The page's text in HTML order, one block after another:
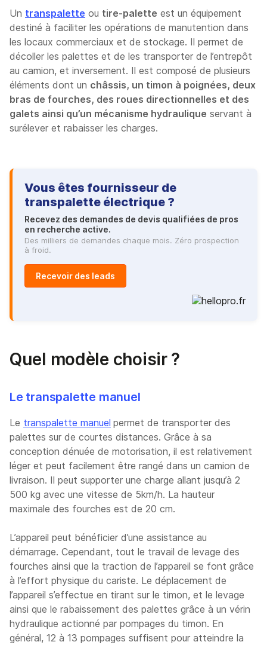
Un transpalette ou tire-palette est un équipement
destiné à faciliter les opérations de manutention dans
les locaux commerciaux et de stockage. Il permet de
décoller les palettes et de les transporter de l’entrepôt
au camion, et inversement. Il est composé de plusieurs
éléments dont un châssis, un timon à poignées, deux
bras de fourches, des roues directionnelles et des
galets ainsi qu’un mécanisme hydraulique servant à
surélever et rabaisser les charges.
Vous êtes fournisseur de
transpalette électrique ?
Recevez des demandes de devis qualifiées de pros
en recherche active.
Des milliers de demandes chaque mois. Zéro prospection
à froid.
Recevoir des leads
Quel modèle choisir ?
Le transpalette manuel
Le transpalette manuel permet de transporter des
palettes sur de courtes distances. Grâce à sa
conception dénuée de motorisation, il est relativement
léger et peut facilement être rangé dans un camion de
livraison. Il peut supporter une charge allant jusqu’à 2
500 kg avec une vitesse de 5km/h. La hauteur
maximale des fourches est de 20 cm.
L’appareil peut bénéficier d’une assistance au
démarrage. Cependant, tout le travail de levage des
fourches ainsi que la traction de l’appareil se font grâce
à l’effort physique du cariste. Le déplacement de
l’appareil s’effectue en tirant sur le timon, et le levage
ainsi que le rabaissement des palettes grâce à un vérin
hydraulique actionné par pompages du timon. En
général, 12 à 13 pompages suffisent pour atteindre la